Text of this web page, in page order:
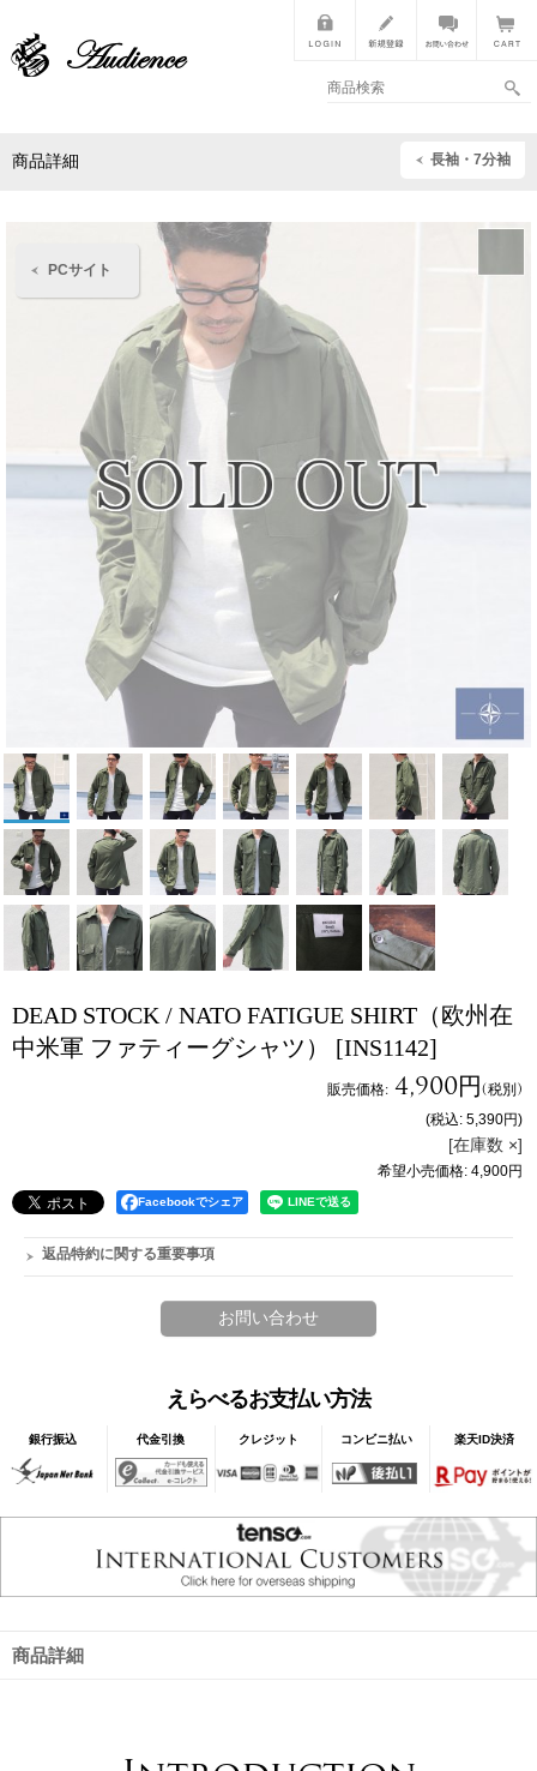
PCサイト
商品詳細 長袖・7分袖
DEAD STOCK / NATO FATIGUE SHIRT（欧州在
中米軍 ファティーグシャツ） [INS1142]
販売価格: 4,900円(税別)
(税込: 5,390円)
[在庫数 ×]
希望小売価格: 4,900円
Facebookでシェア
返品特約に関する重要事項
えらべるお支払い方法
銀行振込 代金引換 クレジット コンビニ払い 楽天ID決済
商品詳細